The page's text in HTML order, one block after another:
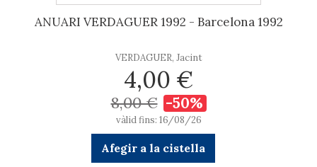
ANUARI VERDAGUER 1992 - Barcelona 1992
VERDAGUER, Jacint
4,00 €
8,00 € -50%
vàlid fins: 16/08/26
Afegir a la cistella